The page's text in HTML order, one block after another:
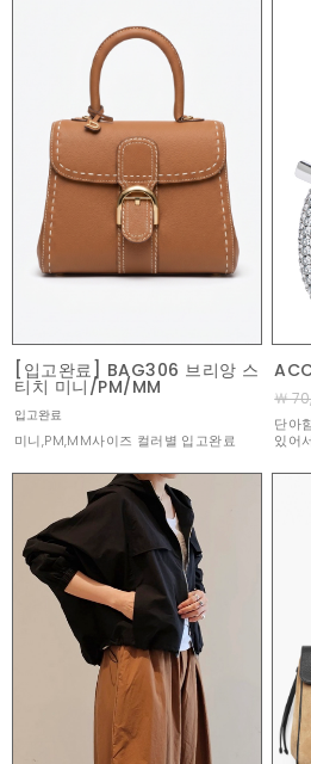
[입고완료] BAG306 브리앙 스
티치 미니/PM/MM
입고완료
미니,PM,MM사이즈 컬러별 입고완료
￦
단아
있어